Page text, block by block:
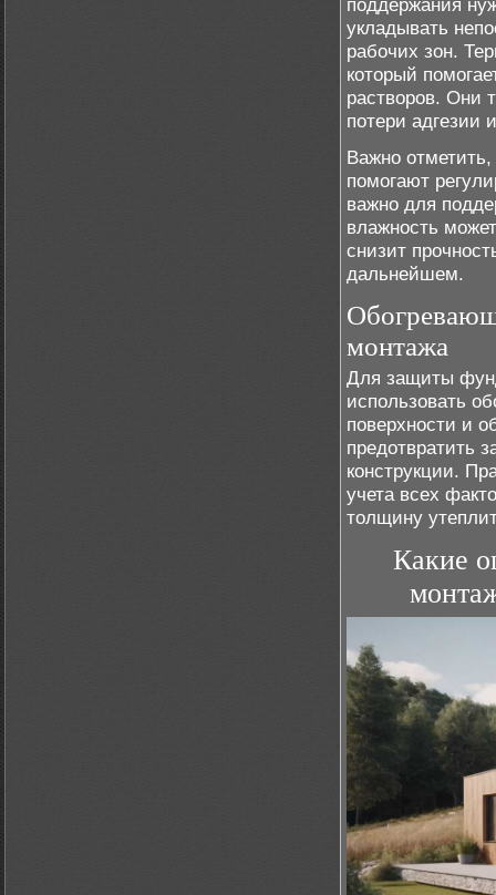
поддержания
укладывать
рабочих зон.
который
растворов. Они
потери адгезии
Важно
помогают
важно для
влажность
снизит
дальнейшем.
монтажа
Для защиты
использовать
поверхности и
предотвратить
конструкции.
учета всех
толщину
Какие